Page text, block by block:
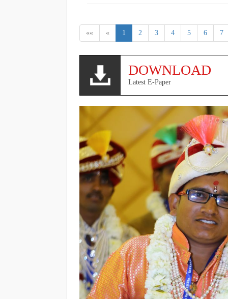
«« « 1 2 3 4 5 6 7
DOWNLOAD
Latest E-Paper